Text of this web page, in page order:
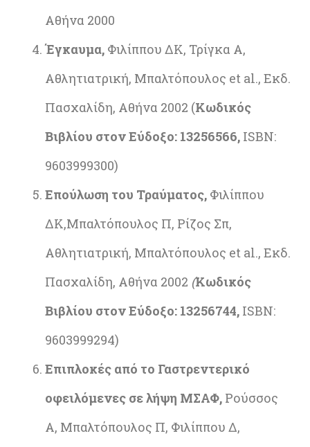
Αθήνα 2000
Έγκαυμα, Φιλίππου ΔΚ, Τρίγκα Α,
Αθλητιατρική, Μπαλτόπουλος et al., Εκδ.
Πασχαλίδη, Αθήνα 2002 (Κωδικός
Βιβλίου στον Εύδοξο: 13256566, ISBN:
9603999300)
Επούλωση του Τραύματος, Φιλίππου
ΔΚ,Μπαλτόπουλος Π, Ρίζος Σπ,
Αθλητιατρική, Μπαλτόπουλος et al., Εκδ.
Πασχαλίδη, Αθήνα 2002 (Κωδικός
Βιβλίου στον Εύδοξο: 13256744, ISBN:
9603999294)
Επιπλοκές από το Γαστρεντερικό
οφειλόμενες σε λήψη ΜΣΑΦ, Ρούσσος
Α, Μπαλτόπουλος Π, Φιλίππου Δ,